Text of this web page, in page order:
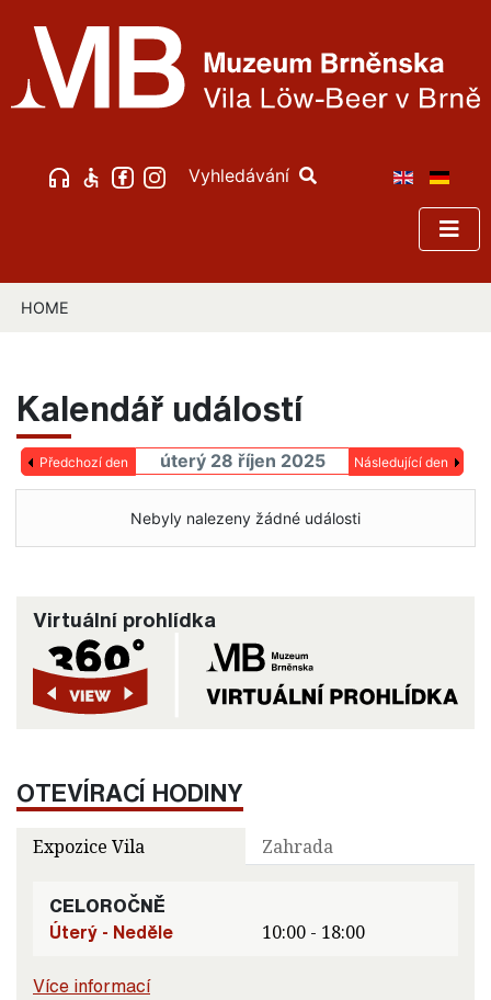
Vyhledávání
HOME
Kalendář událostí
Předchozí den úterý 28 říjen 2025 Následující den
Nebyly nalezeny žádné události
Virtuální prohlídka
OTEVÍRACÍ HODINY
Expozice Vila Zahrada
CELOROČNĚ
Úterý - Neděle
10:00 - 18:00
Více informací